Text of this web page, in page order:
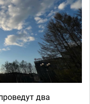
два